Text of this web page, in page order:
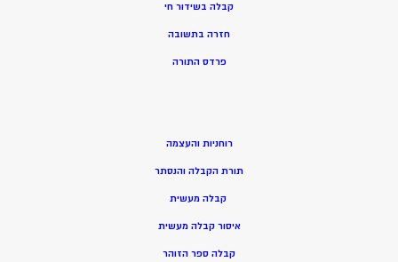
קבלה בשידור חי
חזרה בתשובה
פרדס התורה
רוחניות והעצמה
תורת הקבלה והנסתר
קבלה מעשית
איסור קבלה מעשית
קבלה ספר הזוהר